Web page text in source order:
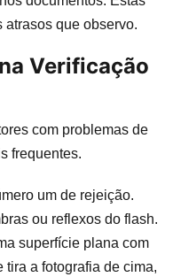
que observo.
Verificação
com problemas de
frequentes.
um de rejeição.
ou reflexos do flash.
superfície plana com
tira a fotografia de cima,